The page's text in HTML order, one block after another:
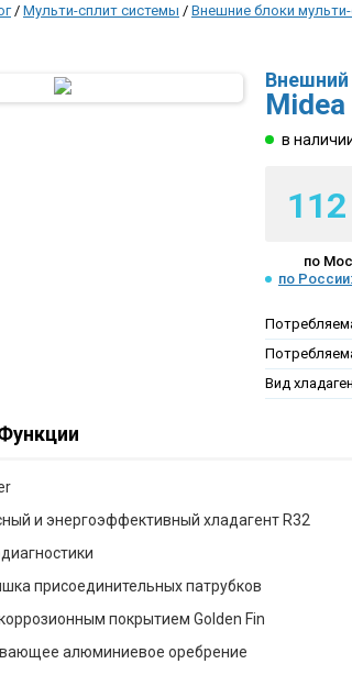
/ Мульти-сплит системы / Внешние блоки
Midea
в
по
по
Вид
и энергоэффективный хладагент R32
присоединительных патрубков
покрытием Golden Fin
алюминиевое оребрение